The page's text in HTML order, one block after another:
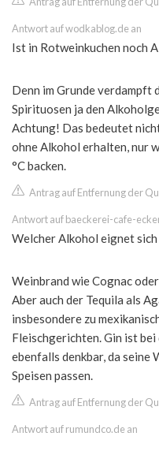
Antwort auf wodkablog.de an
Ist in Rotweinkuchen noch
Denn im Grunde verdampft
Spirituosen ja den
Achtung! Das bedeutet
ohne Alkohol erhalten, nur
°C backen.
Antrag auf Entfernung der
Antwort auf baeckerei-cafe-
Welcher Alkohol eignet sich
Weinbrand wie Cognac
Aber auch der Tequila als
insbesondere zu
Fleischgerichten. Gin ist bei
ebenfalls denkbar, da seine
Speisen passen.
Antrag auf Entfernung der
Antwort auf rumundco.de an